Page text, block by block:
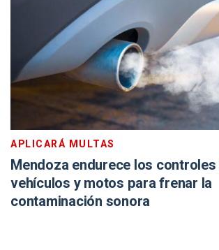
APLICARÁ MULTAS
Mendoza endurece los
vehículos y motos para frenar la
contaminación sonora